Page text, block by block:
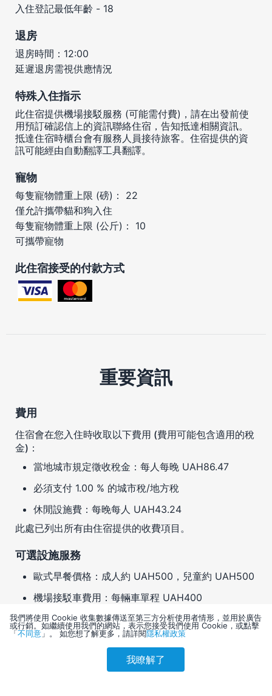
刷卡優惠 會員訂購
入住登記最低年齡 - 18
退房
退房時間：12:00
延遲退房需視供應情況
特殊入住指示
此住宿提供機場接駁服務 (可能需付費)，請在出發前使
用預訂確認信上的資訊聯絡住宿，告知抵達相關資訊。
抵達住宿時櫃台會有服務人員接待旅客。住宿提供的資
訊可能經由自動翻譯工具翻譯。
寵物
每隻寵物體重上限 (磅)： 22
僅允許攜帶貓和狗入住
每隻寵物體重上限 (公斤)： 10
可攜帶寵物
此住宿接受的付款方式
重要資訊
費用
住宿會在您入住時收取以下費用 (費用可能包含適用的稅
金)：
當地城市規定徵收稅金：每人每晚 UAH86.47
必須支付 1.00 % 的城市稅/地方稅
休閒設施費：每晚每人 UAH43.24
此處已列出所有由住宿提供的收費項目。
可選設施服務
歐式早餐價格：成人約 UAH500，兒童約 UAH500
機場接駁車費用：每輛車單程 UAH400
寵物托管押金：每次入住 UAH1500
寵物費：每隻寵物每次入住 UAH1000
住宿可能有其他另行收費的項目。這些費用和押金可能
不含稅，並且可能會改變。
我們將使用 Cookie 收集數據傳送至第三方分析使用者情形，並用於廣告
或行銷。如繼續使用我們的網站，表示您接受我們使用 Cookie，或點擊
「不同意 」。 如您想了解更多，請詳閱隱私權政策
我瞭解了